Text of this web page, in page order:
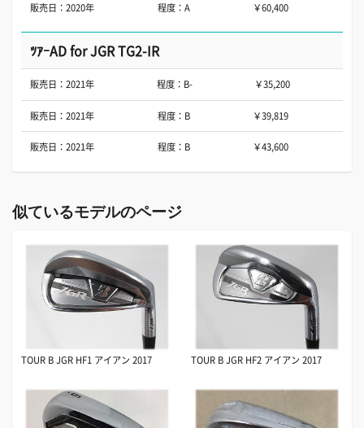
販売日：2020年 程度：A ￥60,400
ﾂｱｰAD for JGR TG2-IR
販売日：2021年 程度：B- ￥35,200
販売日：2021年 程度：B ￥39,819
販売日：2021年 程度：B ￥43,600
似ているモデルのページ
TOUR B JGR HF1 アイアン 2017 TOUR B JGR HF2 アイアン 2017